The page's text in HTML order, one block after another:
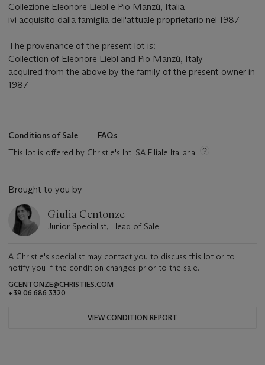
Collezione Eleonore Liebl e Pio Manzù, Italia
ivi acquisito dalla famiglia dell'attuale proprietario nel 1987
The provenance of the present lot is:
Collection of Eleonore Liebl and Pio Manzù, Italy
acquired from the above by the family of the present owner in
1987
Conditions of Sale
FAQs
This lot is offered by Christie's Int. SA Filiale Italiana
Brought to you by
Giulia Centonze
Junior Specialist, Head of Sale
A Christie's specialist may contact you to discuss this lot or to
notify you if the condition changes prior to the sale.
GCENTONZE@CHRISTIES.COM
+39 06 686 3320
VIEW CONDITION REPORT